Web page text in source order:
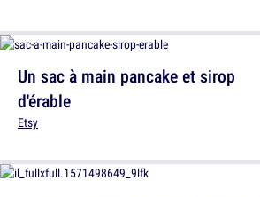
Un sac à main pancake et sirop
d'érable
Etsy